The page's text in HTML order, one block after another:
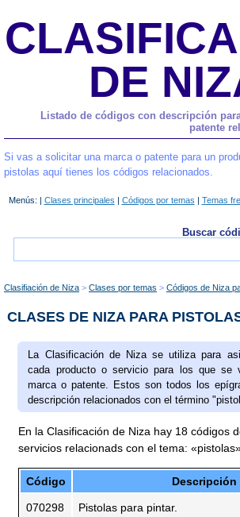
DE
Listado de códigos con descripción
patente
Si vas a solicitar una marca o patente para un
pistolas aquí tienes los códigos relacionados.
Menús: | Clases principales | Códigos por temas | Temas
Buscar
Clasifiación de Niza Clases por temas Códigos de Niza
CLASES DE NIZA PARA
La Clasificación de Niza se utiliza para
cada producto o servicio para los que se
marca o patente. Estos son todos los
descripción relacionados con el término
En la Clasificación de Niza hay 18 códigos
servicios relacionads con el tema:
Código Descripción
070298 Pistolas para pintar.